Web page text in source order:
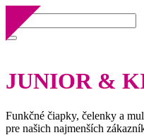
JUNIOR &
Funkčné čiapky, čelenky a
pre našich najmenších